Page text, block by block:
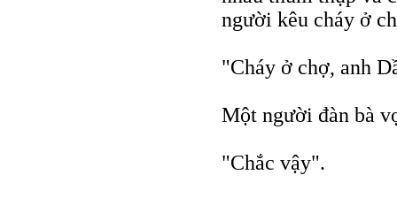
người kêu cháy ở
"Cháy ở chợ, anh
Một người đàn bà
"Chắc vậy".